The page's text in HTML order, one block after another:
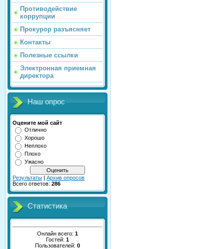
Противодействие
коррупции
Прокурор разъясняет
Контакты
Полезные ссылки
Электронная приемная
директора
Наш опрос
Оцените мой сайт
Отлично
Хорошо
Неплохо
Плохо
Ужасно
Результаты | Архив опросов
Всего ответов: 286
Статистика
Онлайн всего: 1
Гостей: 1
Пользователей: 0